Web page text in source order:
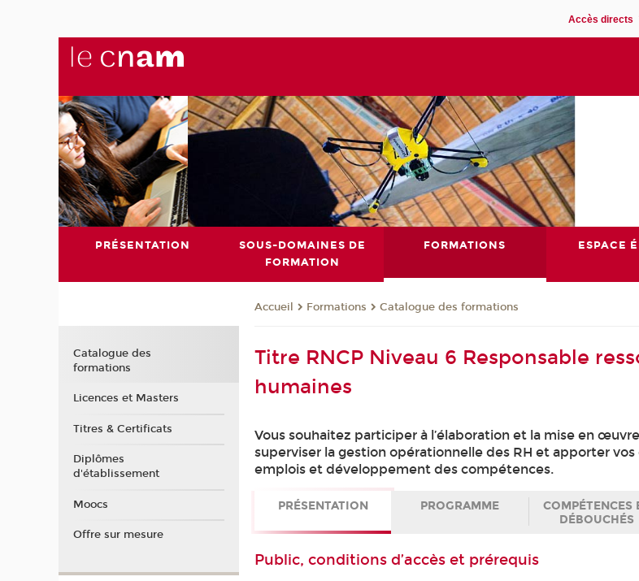
Accès directs
PRÉSENTATION
SOUS-DOMAINES DE
FORMATION
FORMATIONS ESPACE
Accueil Formations Catalogue des formations
Titre RNCP Niveau 6 Responsable
humaines
Vous souhaitez participer à l’élaboration et la mise en
superviser la gestion opérationnelle des RH et apporter
emplois et développement des compétences.
PRÉSENTATION PROGRAMME
COMPÉTENCES
DÉBOUCHÉS
Public, conditions d’accès et prérequis
Catalogue des
formations
Licences et Masters
Titres & Certificats
Diplômes
d'établissement
Moocs
Offre sur mesure